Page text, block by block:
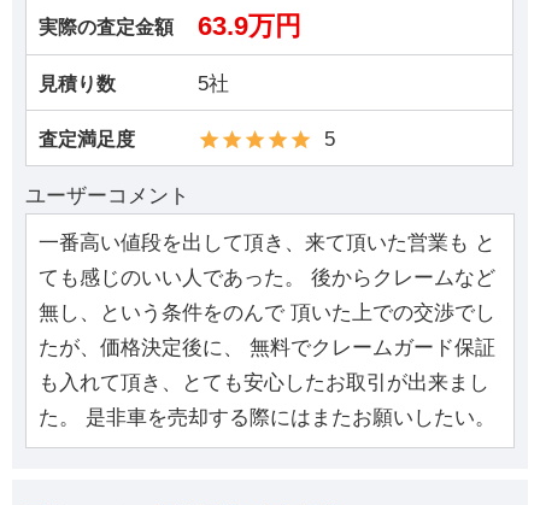
実際の査定金額 63.9万円
見積り数 5社
査定満足度 5
ユーザーコメント
一番高い値段を出して頂き、来て頂いた営業も と
ても感じのいい人であった。 後からクレームなど
無し、という条件をのんで 頂いた上での交渉でし
たが、価格決定後に、 無料でクレームガード保証
も入れて頂き、とても安心したお取引が出来まし
た。 是非車を売却する際にはまたお願いしたい。